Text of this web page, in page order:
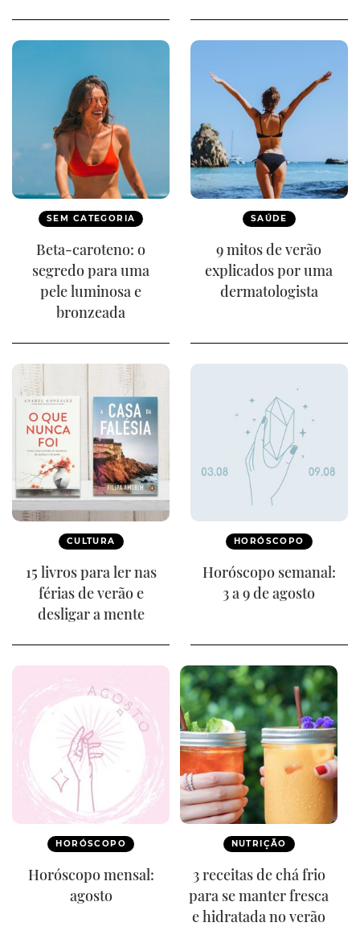
SEM CATEGORIA
Beta-caroteno: o
segredo para uma
pele luminosa e
bronzeada
SAÚDE
9 mitos de verão
explicados por uma
dermatologista
CULTURA
15 livros para ler nas
férias de verão e
desligar a mente
HORÓSCOPO
Horóscopo semanal:
3 a 9 de agosto
HORÓSCOPO
Horóscopo mensal:
agosto
NUTRIÇÃO
3 receitas de chá frio
para se manter fresca
e hidratada no verão